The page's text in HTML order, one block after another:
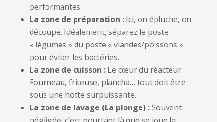
performantes.
La zone de préparation :Ici, on épluche, on
découpe. Idéalement, séparez le poste
« légumes » du poste « viandes/poissons »
pour éviter les bactéries.
La zone de cuisson :Le cœur du réacteur.
Fourneau, friteuse, plancha… tout doit être
sous une hotte surpuissante.
La zone de lavage (La plonge) :Souvent